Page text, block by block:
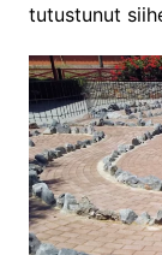
tutustunut